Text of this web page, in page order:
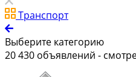
Транспорт
Выберите категорию
20 430 объявлений -